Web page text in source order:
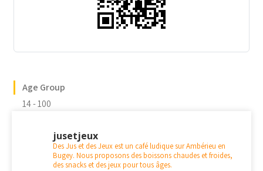
Age Group
14 - 100
jusetjeux
Des Jus et des Jeux est un café ludique sur Ambérieu en
Bugey. Nous proposons des boissons chaudes et froides,
des snacks et des jeux pour tous âges.